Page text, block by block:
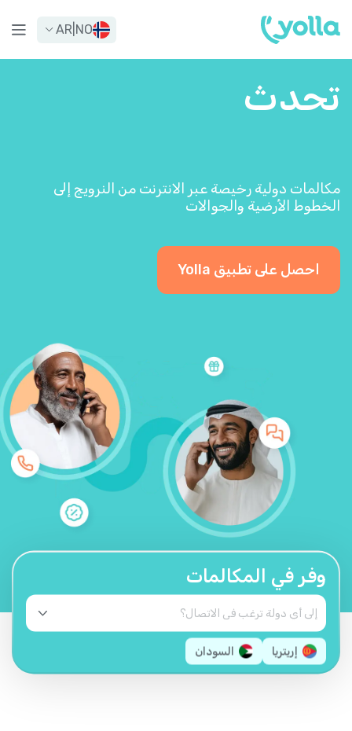
NO
AR
تحدث
مكالمات دولية رخيصة عبر الانترنت من النرويج إلى
الخطوط الأرضية والجوالات
احصل على تطبيق Yolla
وفر في المكالمات
إريتريا السودان